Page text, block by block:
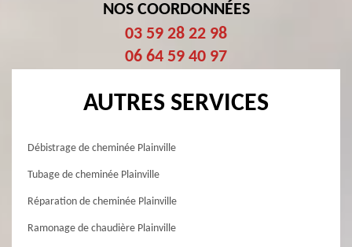
NOS COORDONNÉES
03 59 28 22 98
06 64 59 40 97
AUTRES SERVICES
Débistrage de cheminée Plainville
Tubage de cheminée Plainville
Réparation de cheminée Plainville
Ramonage de chaudière Plainville